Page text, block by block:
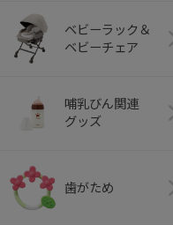
ベビーラック＆
ベビーチェア
哺乳びん関連
グッズ
歯がため